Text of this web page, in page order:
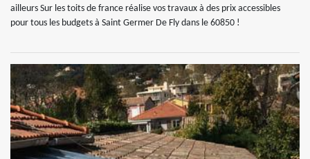
ailleurs Sur les toits de france réalise vos travaux à des prix accessibles
pour tous les budgets à Saint Germer De Fly dans le 60850 !